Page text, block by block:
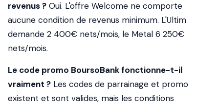
revenus ? Oui. L'offre Welcome ne comporte
aucune condition de revenus minimum. L'Ultim
demande 2 400€ nets/mois, le Metal 6 250€
nets/mois.
Le code promo BoursoBank fonctionne-t-il
vraiment ? Les codes de parrainage et promo
existent et sont valides, mais les conditions